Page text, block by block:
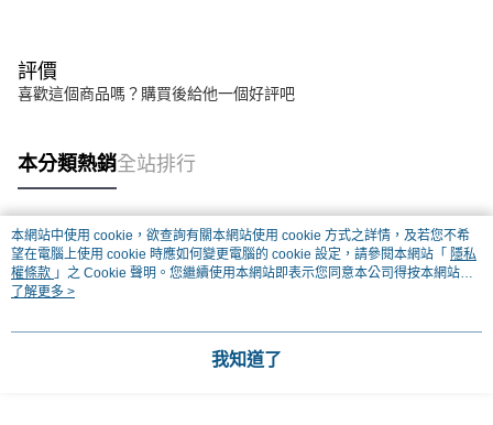
評價
喜歡這個商品嗎？購買後給他一個好評吧
本分類熱銷全站排行
熱門標籤
本網站中使用 cookie，欲查詢有關本網站使用 cookie 方式之詳情，及若您不希
望在電腦上使用 cookie 時應如何變更電腦的 cookie 設定，請參閱本網站「 隱私
權條款 」之 Cookie 聲明。您繼續使用本網站即表示您同意本公司得按本網站使
用條款之 Cookie 聲明使用 cookie。
了解更多 >
我知道了